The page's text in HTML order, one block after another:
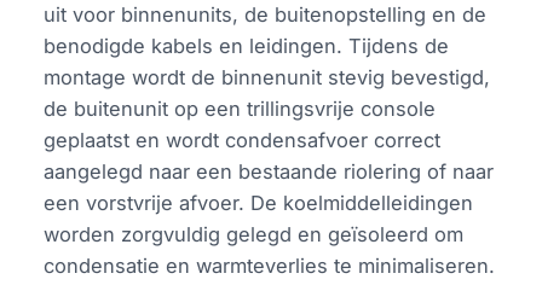
uit voor binnenunits, de buitenopstelling en de
benodigde kabels en leidingen. Tijdens de
montage wordt de binnenunit stevig bevestigd,
de buitenunit op een trillingsvrije console
geplaatst en wordt condensafvoer correct
aangelegd naar een bestaande riolering of naar
een vorstvrije afvoer. De koelmiddelleidingen
worden zorgvuldig gelegd en geïsoleerd om
condensatie en warmteverlies te minimaliseren.